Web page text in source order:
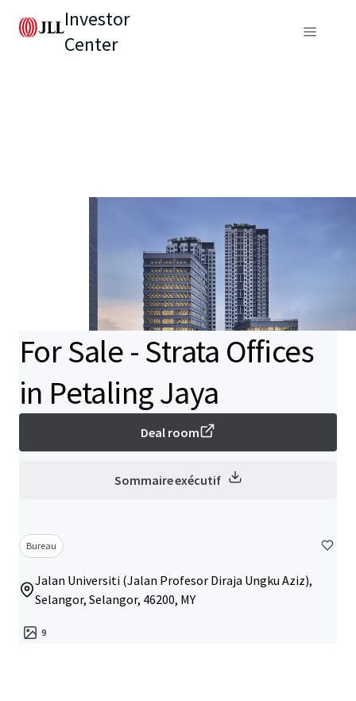
Investor
Center
For Sale - Strata Offices
in Petaling Jaya
Deal room
Sommaire exécutif
Bureau
Jalan Universiti (Jalan Profesor Diraja Ungku Aziz),
Selangor, Selangor, 46200, MY
9